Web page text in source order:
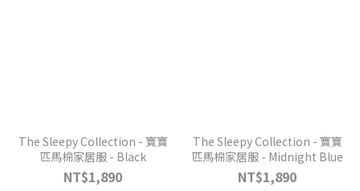
The Sleepy Collection - 寶寶
匹馬棉家居服 - Black
NT$1,890
The Sleepy Collection - 寶寶
匹馬棉家居服 - Midnight Blue
NT$1,890